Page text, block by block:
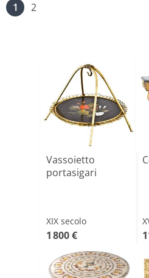
1 2
Vassoietto
portasigari
XIX secolo
1 800 €